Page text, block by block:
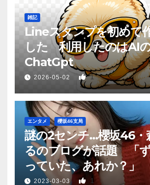
雑記
Lineスタンプを初めて
した 利用したのはAI
ChatGpt
2026-05-02 1
エンタメ 櫻坂46支局
謎の2センチ…櫻坂46・
るのブログが話題 「
っていた、あれか？」
2023-03-03 1